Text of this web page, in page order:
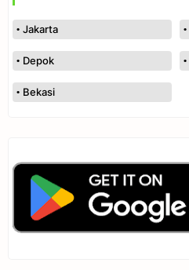
Jakarta
Depok
Bekasi